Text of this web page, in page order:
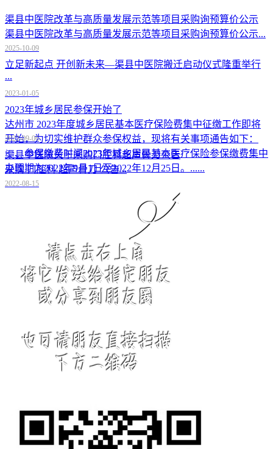
渠县中医院改革与高质量发展示范等项目采购询预算价公示
渠县中医院改革与高质量发展示范等项目采购询预算价公示...
2025-10-09
立足新起点 开创新未来—渠县中医院搬迁启动仪式隆重举行
...
2023-01-05
2023年城乡居民参保开始了
达州市 2023年度城乡居民基本医疗保险费集中征缴工作即将
开始，为切实维护群众参保权益，现将有关事项通告如下：
一、参保缴费时间2023年城乡居民基本医疗保险参保缴费集中
办理期为2022年9月1日至2022年12月25日。......
2022-09-06
渠县中医院关于采购口腔科超声骨刀公告
采购 口腔科 超声骨刀 公告...
2022-08-15